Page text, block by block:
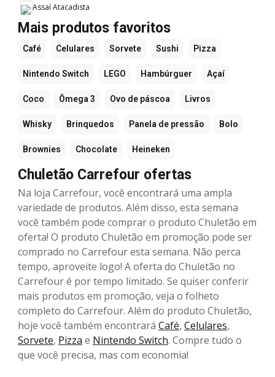
Assaí Atacadista
Mais produtos favoritos
Café Celulares Sorvete Sushi Pizza
Nintendo Switch LEGO Hambúrguer Açaí
Coco Ômega 3 Ovo de páscoa Livros
Whisky Brinquedos Panela de pressão Bolo
Brownies Chocolate Heineken
Chuletão Carrefour ofertas
Na loja Carrefour, você encontrará uma ampla
variedade de produtos. Além disso, esta semana
você também pode comprar o produto Chuletão em
oferta! O produto Chuletão em promoção pode ser
comprado no Carrefour esta semana. Não perca
tempo, aproveite logo! A oferta do Chuletão no
Carrefour é por tempo limitado. Se quiser conferir
mais produtos em promoção, veja o folheto
completo do Carrefour. Além do produto Chuletão,
hoje você também encontrará Café, Celulares,
Sorvete, Pizza e Nintendo Switch. Compre tudo o
que você precisa, mas com economia!